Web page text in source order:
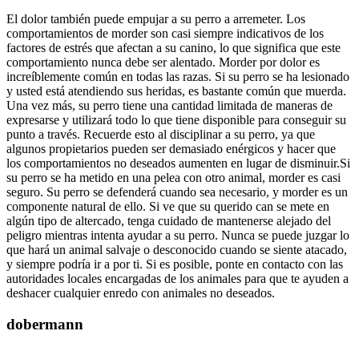
El dolor también puede empujar a su perro a arremeter. Los
comportamientos de morder son casi siempre indicativos de los
factores de estrés que afectan a su canino, lo que significa que este
comportamiento nunca debe ser alentado. Morder por dolor es
increíblemente común en todas las razas. Si su perro se ha lesionado
y usted está atendiendo sus heridas, es bastante común que muerda.
Una vez más, su perro tiene una cantidad limitada de maneras de
expresarse y utilizará todo lo que tiene disponible para conseguir su
punto a través. Recuerde esto al disciplinar a su perro, ya que
algunos propietarios pueden ser demasiado enérgicos y hacer que
los comportamientos no deseados aumenten en lugar de disminuir.Si
su perro se ha metido en una pelea con otro animal, morder es casi
seguro. Su perro se defenderá cuando sea necesario, y morder es un
componente natural de ello. Si ve que su querido can se mete en
algún tipo de altercado, tenga cuidado de mantenerse alejado del
peligro mientras intenta ayudar a su perro. Nunca se puede juzgar lo
que hará un animal salvaje o desconocido cuando se siente atacado,
y siempre podría ir a por ti. Si es posible, ponte en contacto con las
autoridades locales encargadas de los animales para que te ayuden a
deshacer cualquier enredo con animales no deseados.
dobermann